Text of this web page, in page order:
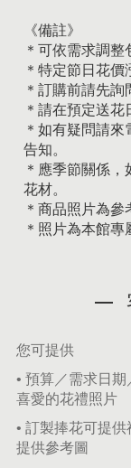
《備註》
＊可依需求調整
＊特定節日花價
＊訂購前請先詢
＊請在預定送花
＊如有疑問請
告知。
＊應季節關係
花材。
＊商品照片為參
＊照片為本館專
您可提供
• 預算／需求日
喜愛的花禮照片
• 訂製捧花可提
提供參考圖